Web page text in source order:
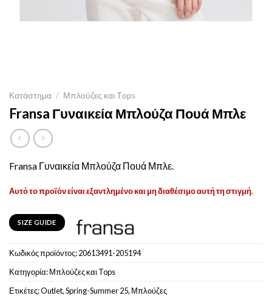
Κατάστημα / Μπλούζες και Tops
Fransa Γυναικεία Μπλούζα Πουά Μπλε
Fransa Γυναικεία Μπλούζα Πουά Μπλε.
Αυτό το προϊόν είναι εξαντλημένο και μη διαθέσιμο αυτή τη στιγμή.
SIZE GUIDE
Κωδικός προϊόντος:20613491-205194
Κατηγορία:Μπλούζες και Tops
Ετικέτες:Outlet,Spring-Summer 25, Μπλούζες